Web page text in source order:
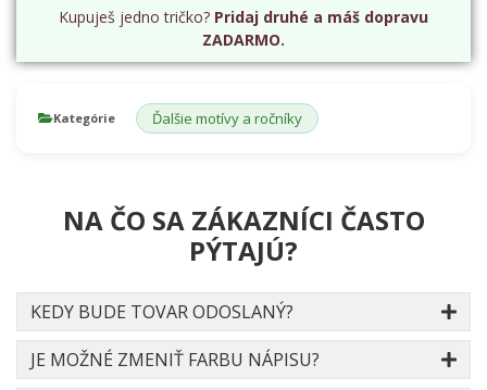
Kupuješ jedno tričko? Pridaj druhé a máš dopravu
ZADARMO.
Kategórie Ďalšie motívy a ročníky
NA ČO SA ZÁKAZNÍCI ČASTO
PÝTAJÚ?
KEDY BUDE TOVAR ODOSLANÝ?
JE MOŽNÉ ZMENIŤ FARBU NÁPISU?